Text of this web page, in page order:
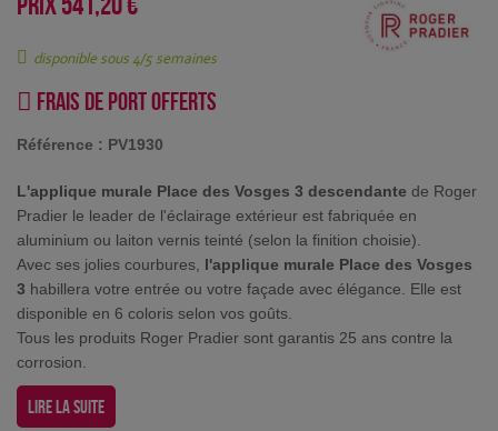
disponible sous 4/5 semaines
Frais de port offerts
Référence : PV1930
L'applique murale Place des Vosges 3 descendante de Roger
Pradier le leader de l'éclairage extérieur est fabriquée en
aluminium ou laiton vernis teinté (selon la finition choisie).
Avec ses jolies courbures, l'applique murale Place des Vosges
3 habillera votre entrée ou votre façade avec élégance. Elle est
disponible en 6 coloris selon vos goûts.
Tous les produits Roger Pradier sont garantis 25 ans contre la
corrosion.
Lire la suite